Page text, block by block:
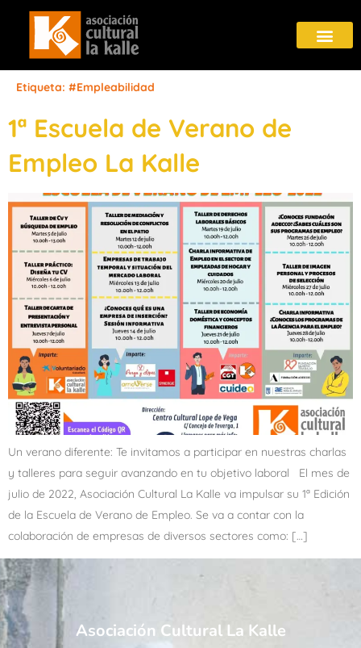
Etiqueta: #Empleabilidad
1ª Escuela de Verano de
Empleo La Kalle
Un verano diferente: Te invitamos a participar en nuestras charlas
y talleres para seguir avanzando en tu objetivo laboral El mes de
julio de 2022, Asociación Cultural La Kalle va impulsar su 1ª Edición
de la Escuela de Verano de Empleo. Se va a contar con la
colaboración de empresas de diversos sectores como: […]
Asociación Cultural La Kalle